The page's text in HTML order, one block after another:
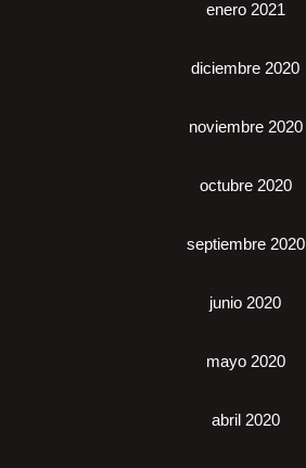
enero 2021
diciembre 2020
noviembre 2020
octubre 2020
septiembre 2020
junio 2020
mayo 2020
abril 2020